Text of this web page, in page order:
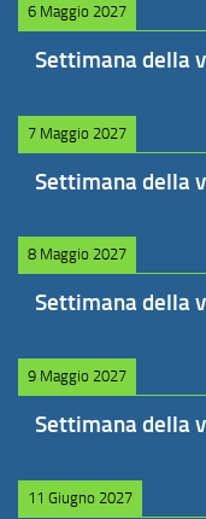
6 Maggio 2027
Settimana della
7 Maggio 2027
Settimana della
8 Maggio 2027
Settimana della
9 Maggio 2027
Settimana della
11 Giugno 2027